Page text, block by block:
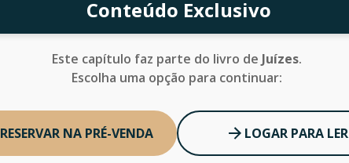
Conteúdo Exclusivo
Este capítulo faz parte do livro de Juízes.
Escolha uma opção para continuar:
RESERVAR NA PRÉ-VENDA LOGAR PARA LER